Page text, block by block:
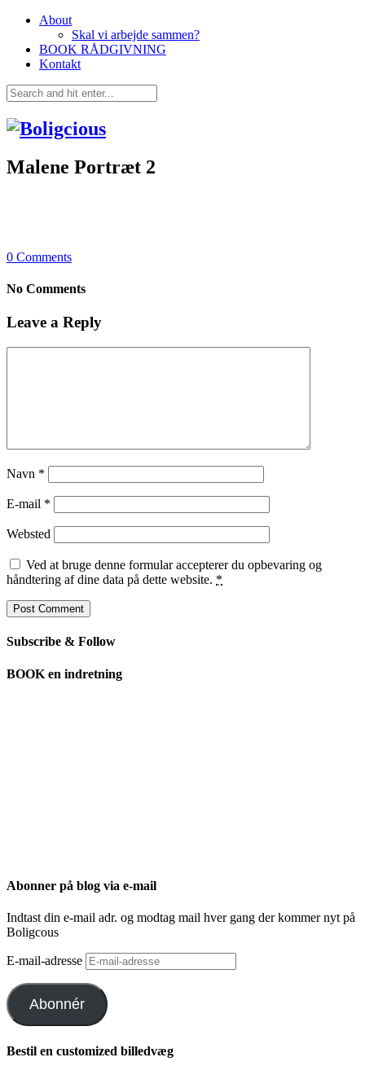
About
Skal vi arbejde sammen?
BOOK RÅDGIVNING
Kontakt
Malene Portræt 2
0 Comments
No Comments
Leave a Reply
Navn *
E-mail *
Websted
Ved at bruge denne formular accepterer du opbevaring og
håndtering af dine data på dette website. *
Subscribe & Follow
BOOK en indretning
Abonner på blog via e-mail
Indtast din e-mail adr. og modtag mail hver gang der kommer nyt på
Boligcous
E-mail-adresse
Abonnér
Bestil en customized billedvæg